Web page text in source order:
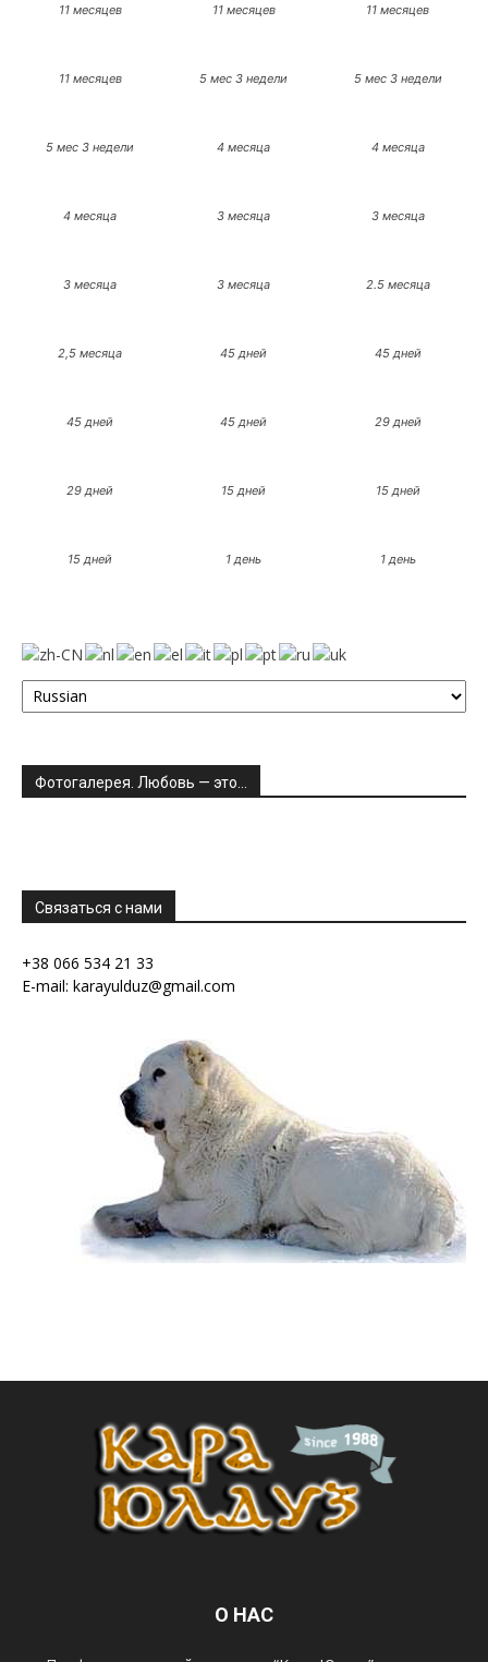
11 месяцев 11 месяцев 11 месяцев
11 месяцев 5 мес 3 недели 5 мес 3 недели
5 мес 3 недели 4 месяца 4 месяца
4 месяца 3 месяца 3 месяца
3 месяца 3 месяца 2.5 месяца
2,5 месяца 45 дней 45 дней
45 дней 45 дней 29 дней
29 дней 15 дней 15 дней
15 дней 1 день 1 день
Фотогалерея. Любовь — это…
Связаться с нами
+38 066 534 21 33
E-mail: karayulduz@gmail.com
О НАС